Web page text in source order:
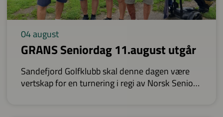
04 august
GRANS Seniordag 11.august utgår
Sandefjord Golfklubb skal denne dagen være
vertskap for en turnering i regi av Norsk Senior